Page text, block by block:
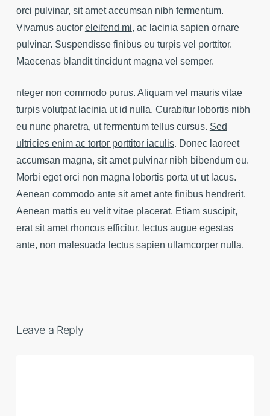
orci pulvinar, sit amet accumsan nibh fermentum.
Vivamus auctor eleifend mi, ac lacinia sapien ornare
pulvinar. Suspendisse finibus eu turpis vel porttitor.
Maecenas blandit tincidunt magna vel semper.
nteger non commodo purus. Aliquam vel mauris vitae
turpis volutpat lacinia ut id nulla. Curabitur lobortis nibh
eu nunc pharetra, ut fermentum tellus cursus. Sed
ultricies enim ac tortor porttitor iaculis. Donec laoreet
accumsan magna, sit amet pulvinar nibh bibendum eu.
Morbi eget orci non magna lobortis porta ut ut lacus.
Aenean commodo ante sit amet ante finibus hendrerit.
Aenean mattis eu velit vitae placerat. Etiam suscipit,
erat sit amet rhoncus efficitur, lectus augue egestas
ante, non malesuada lectus sapien ullamcorper nulla.
Leave a Reply